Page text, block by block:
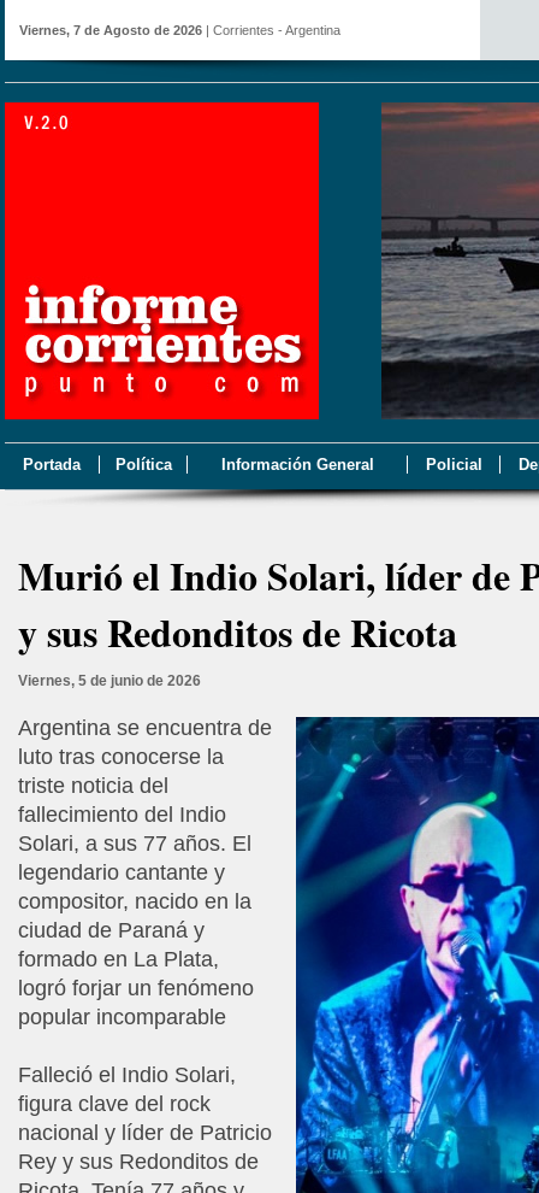
Viernes, 7 de Agosto de 2026 | Corrientes - Argentina
Portada Política Información General Policial
Murió el Indio Solari, líder de
y sus Redonditos de Ricota
Viernes, 5 de junio de 2026
Argentina se encuentra de
luto tras conocerse la
triste noticia del
fallecimiento del Indio
Solari, a sus 77 años. El
legendario cantante y
compositor, nacido en la
ciudad de Paraná y
formado en La Plata,
logró forjar un fenómeno
popular incomparable
Falleció el Indio Solari,
figura clave del rock
nacional y líder de Patricio
Rey y sus Redonditos de